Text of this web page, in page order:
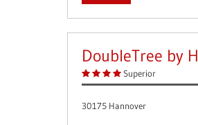
DoubleTree by
Superior
30175 Hannover